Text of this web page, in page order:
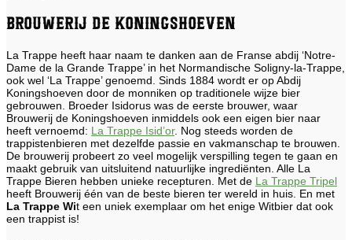
Brouwerij de Koningshoeven
La Trappe heeft haar naam te danken aan de Franse abdij ‘Notre-
Dame de la Grande Trappe’ in het Normandische Soligny-la-Trappe,
ook wel ‘La Trappe’ genoemd. Sinds 1884 wordt er op Abdij
Koningshoeven door de monniken op traditionele wijze bier
gebrouwen. Broeder Isidorus was de eerste brouwer, waar
Brouwerij de Koningshoeven inmiddels ook een eigen bier naar
heeft vernoemd: La Trappe Isid’or. Nog steeds worden de
trappistenbieren met dezelfde passie en vakmanschap te brouwen.
De brouwerij probeert zo veel mogelijk verspilling tegen te gaan en
maakt gebruik van uitsluitend natuurlijke ingrediënten. Alle La
Trappe Bieren hebben unieke recepturen. Met de La Trappe Tripel
heeft Brouwerij één van de beste bieren ter wereld in huis. En met
La Trappe Wit een uniek exemplaar om het enige Witbier dat ook
een trappist is!